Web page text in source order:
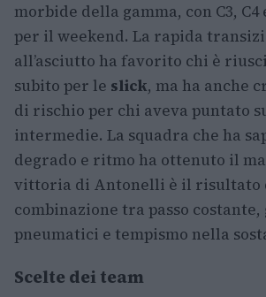
morbide della gamma, con C3,
per il weekend. La rapida
all’asciutto ha favorito chi è
subito per le slick, ma ha anche
di rischio per chi aveva puntato
intermedie. La squadra che ha
degrado e ritmo ha ottenuto il
vittoria di Antonelli è il risultato
combinazione tra passo
pneumatici e tempismo nella
Scelte dei team